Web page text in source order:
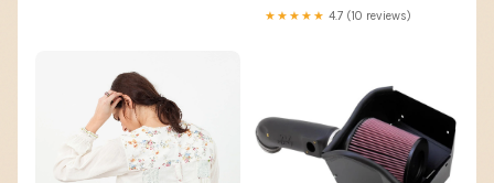
★★★★★ 4.7 (10 reviews)